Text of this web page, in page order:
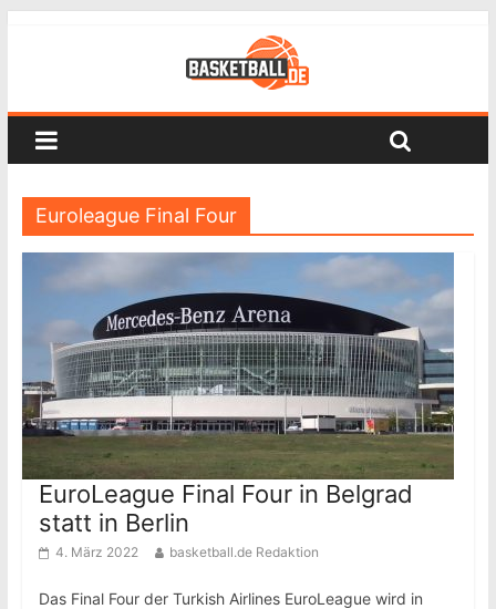
Euroleague Final Four
EuroLeague Final Four in Belgrad
statt in Berlin
4. März 2022 basketball.de Redaktion
Das Final Four der Turkish Airlines EuroLeague wird in